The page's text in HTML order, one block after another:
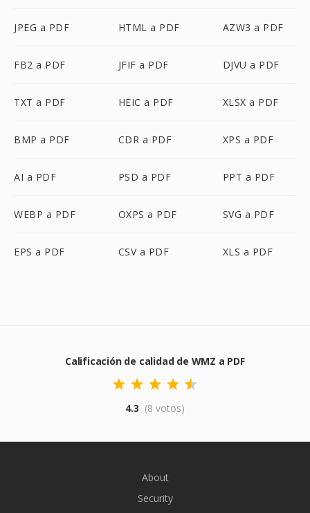
JPEG a PDF HTML a PDF AZW3 a PDF
FB2 a PDF JFIF a PDF DJVU a PDF
TXT a PDF HEIC a PDF XLSX a PDF
BMP a PDF CDR a PDF XPS a PDF
AI a PDF PSD a PDF PPT a PDF
WEBP a PDF OXPS a PDF SVG a PDF
EPS a PDF CSV a PDF XLS a PDF
Calificación de calidad de WMZ a PDF
4.3 (8 votos)
About
Security